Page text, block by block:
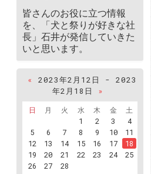
皆さんのお役に立つ情報
を、「犬と祭りが好きな社
長」石井が発信していきた
いと思います。
« 2023年2月12日 - 2023
年2月18日
»
日
月 火 水 木 金
土
1
2 3
4
5
6 7 8 9 10
11
12
13 14 15 16 17
18
19
20 21 22 23 24
25
26
27 28